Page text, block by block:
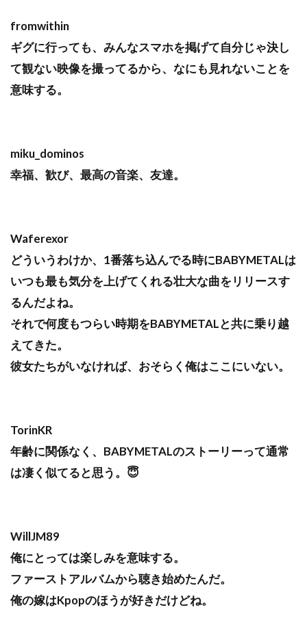
fromwithin
ギグに行っても、みんなスマホを掲げて自分じゃ決し
て観ない映像を撮ってるから、なにも見れないことを
意味する。
miku_dominos
幸福、歓び、最高の音楽、友達。
Waferexor
どういうわけか、1番落ち込んでる時にBABYMETALは
いつも最も気分を上げてくれる壮大な曲をリリースす
るんだよね。
それで何度もつらい時期をBABYMETALと共に乗り越
えてきた。
彼女たちがいなければ、おそらく俺はここにいない。
TorinKR
年齢に関係なく、BABYMETALのストーリーって通常
は凄く似てると思う。😇
WillJM89
俺にとっては楽しみを意味する。
ファーストアルバムから聴き始めたんだ。
俺の嫁はKpopのほうが好きだけどね。